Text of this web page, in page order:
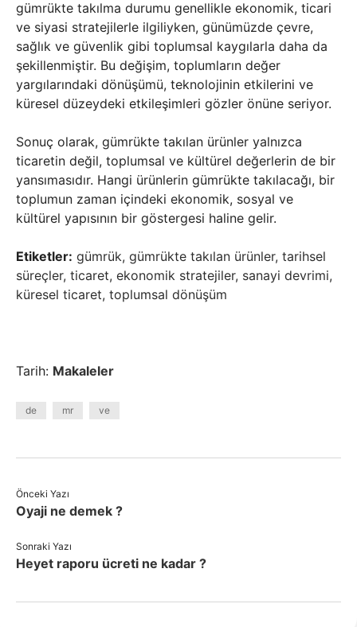
gümrükte takılma durumu genellikle ekonomik, ticari
ve siyasi stratejilerle ilgiliyken, günümüzde çevre,
sağlık ve güvenlik gibi toplumsal kaygılarla daha da
şekillenmiştir. Bu değişim, toplumların değer
yargılarındaki dönüşümü, teknolojinin etkilerini ve
küresel düzeydeki etkileşimleri gözler önüne seriyor.
Sonuç olarak, gümrükte takılan ürünler yalnızca
ticaretin değil, toplumsal ve kültürel değerlerin de bir
yansımasıdır. Hangi ürünlerin gümrükte takılacağı, bir
toplumun zaman içindeki ekonomik, sosyal ve
kültürel yapısının bir göstergesi haline gelir.
Etiketler: gümrük, gümrükte takılan ürünler, tarihsel
süreçler, ticaret, ekonomik stratejiler, sanayi devrimi,
küresel ticaret, toplumsal dönüşüm
Tarih: Makaleler
de mr ve
Önceki Yazı
Oyaji ne demek ?
Sonraki Yazı
Heyet raporu ücreti ne kadar ?